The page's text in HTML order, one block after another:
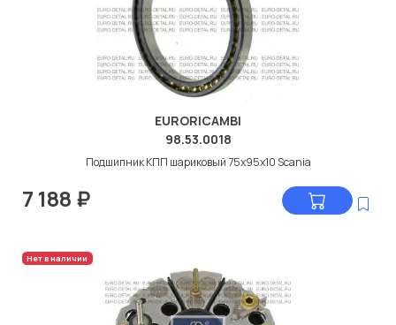
EURORICAMBI
98.53.0018
Подшипник КПП шариковый 75x95x10 Scania
7 188 ₽
Нет в наличии